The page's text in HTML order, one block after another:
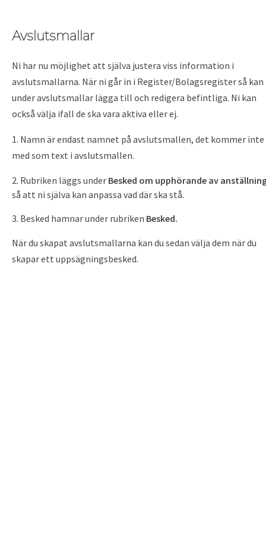
Avslutsmallar
Ni har nu möjlighet att själva justera viss information i
avslutsmallarna. När ni går in i Register/Bolagsregister så kan
under avslutsmallar lägga till och redigera befintliga. Ni kan
också välja ifall de ska vara aktiva eller ej.
1. Namn är endast namnet på avslutsmallen, det kommer inte
med som text i avslutsmallen.
Rubriken läggs under Besked om upphörande av
så att ni själva kan anpassa vad där ska stå.
Besked hamnar under rubriken Besked.
När du skapat avslutsmallarna kan du sedan välja dem när du
skapar ett uppsägningsbesked.